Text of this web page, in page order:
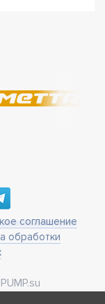
соглашение
обработки